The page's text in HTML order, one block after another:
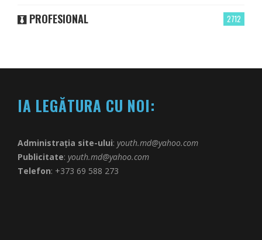
2712
PROFESIONAL
IA LEGĂTURA CU NOI:
Administrația site-ului: youth.md@yahoo.com
Publicitate: youth.md@yahoo.com
Telefon: +373 69 588 273